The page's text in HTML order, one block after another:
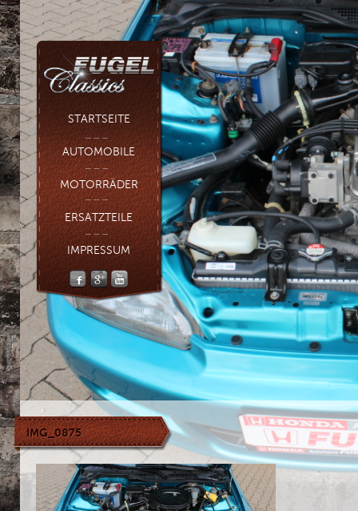
STARTSEITE
AUTOMOBILE
MOTORRÄDER
ERSATZTEILE
IMPRESSUM
IMG_0875